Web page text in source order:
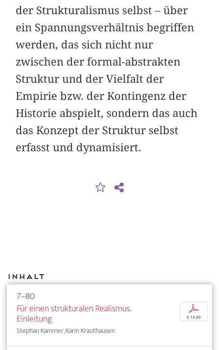
der Strukturalismus selbst – über
ein Spannungsverhältnis begriffen
werden, das sich nicht nur
zwischen der formal-abstrakten
Struktur und der Vielfalt der
Empirie bzw. der Kontingenz der
Historie abspielt, sondern das auch
das Konzept der Struktur selbst
erfasst und dynamisiert.
Inhalt
7–80
Für einen strukturalen Realismus.
Einleitung
Stephan Kammer, Karin Krauthausen
p
€ 14,95